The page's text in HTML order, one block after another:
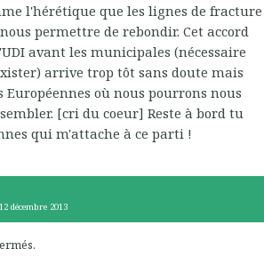
l'hérétique que les lignes de fracture
permettre de rebondir. Cet accord
avant les municipales (nécessaire
arrive trop tôt sans doute mais
Européennes où nous pourrons nous
[cri du coeur] Reste à bord tu
qui m'attache à ce parti !
décembre 2013